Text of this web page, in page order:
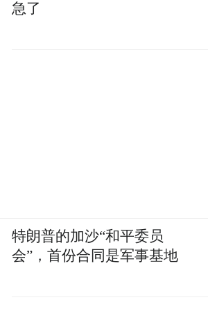
急了
特朗普的加沙“和平委员
会”，首份合同是军事基地